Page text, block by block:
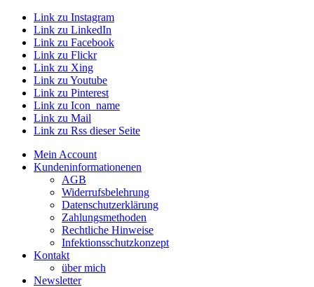
Link zu Instagram
Link zu LinkedIn
Link zu Facebook
Link zu Flickr
Link zu Xing
Link zu Youtube
Link zu Pinterest
Link zu Icon_name
Link zu Mail
Link zu Rss dieser Seite
Mein Account
Kundeninformationenen
AGB
Widerrufsbelehrung
Datenschutzerklärung
Zahlungsmethoden
Rechtliche Hinweise
Infektionsschutzkonzept
Kontakt
über mich
Newsletter